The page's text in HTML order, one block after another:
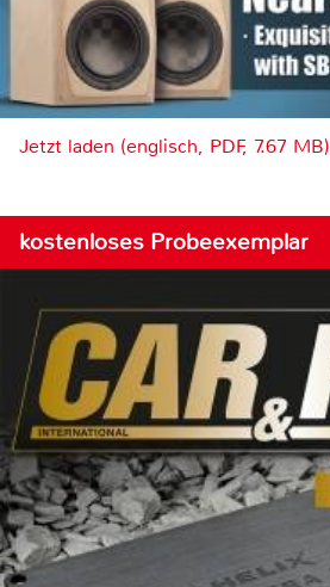
Jetzt laden (englisch, PDF, 7.67 MB)
kostenloses Probeexemplar